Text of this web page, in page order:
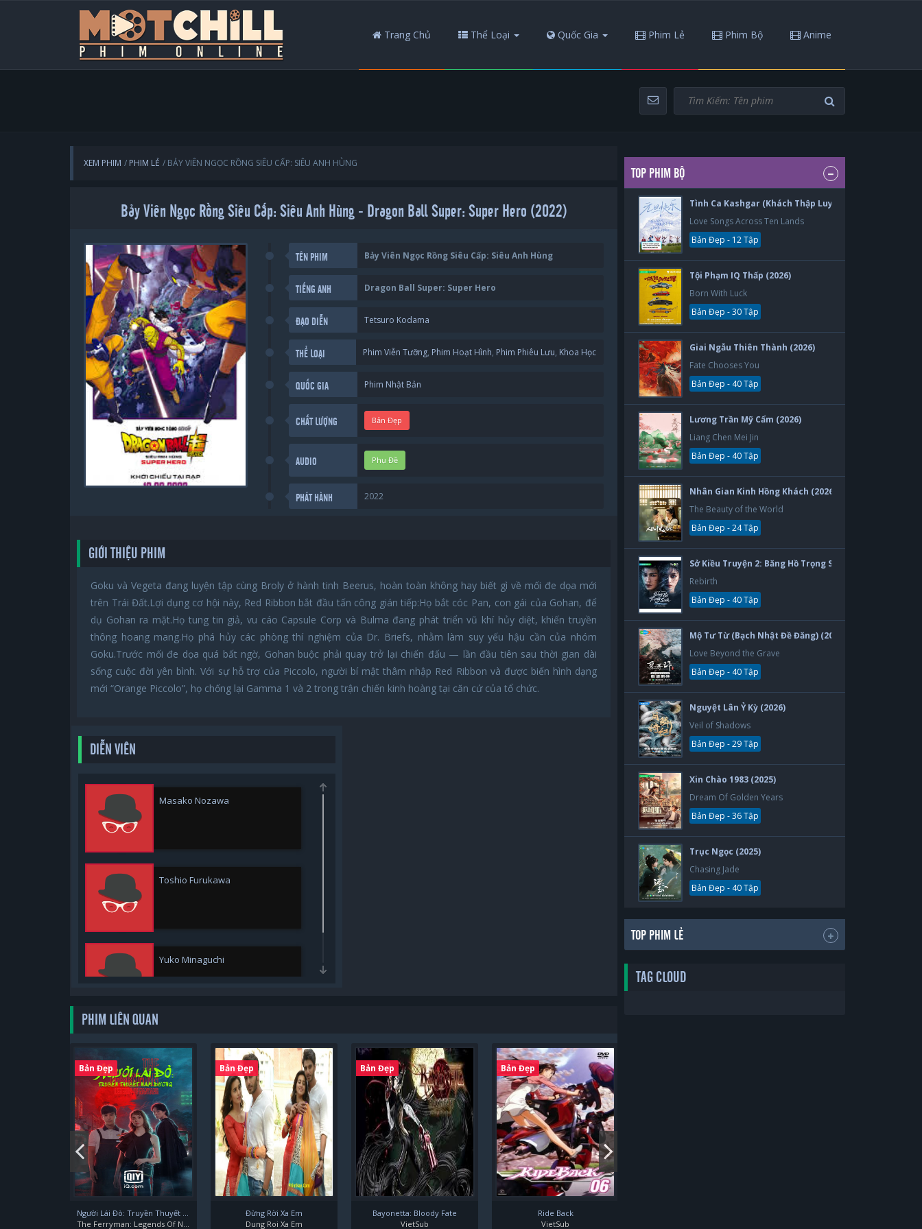
Trang Chủ Thể Loại Quốc Gia Phim Lẻ Phim Bộ Anime
XEM PHIM PHIM LẺ BẢY VIÊN NGỌC RỒNG SIÊU CẤP: SIÊU ANH HÙNG
Bảy Viên Ngọc Rồng Siêu Cấp: Siêu Anh Hùng - Dragon Ball Super: Super Hero (2022)
TÊN PHIM Bảy Viên Ngọc Rồng Siêu Cấp: Siêu Anh Hùng
TIẾNG ANH Dragon Ball Super: Super Hero
ĐẠO DIỄN Tetsuro Kodama
THỂ LOẠI Phim Viễn Tưỡng, Phim Hoạt Hình, Phim Phiêu Lưu, Khoa Học
QUỐC GIA Phim Nhật Bản
CHẤT LƯỢNG Bản Đẹp
AUDIO Phụ Đề
PHÁT HÀNH 2022
GIỚI THIỆU PHIM
Goku và Vegeta đang luyện tập cùng Broly ở hành tinh Beerus, hoàn toàn không hay biết gì về mối đe dọa mới
trên Trái Đất.Lợi dụng cơ hội này, Red Ribbon bắt đầu tấn công gián tiếp:Họ bắt cóc Pan, con gái của Gohan, để
dụ Gohan ra mặt.Họ tung tin giả, vu cáo Capsule Corp và Bulma đang phát triển vũ khí hủy diệt, khiến truyền
thông hoang mang.Họ phá hủy các phòng thí nghiệm của Dr. Briefs, nhằm làm suy yếu hậu cần của nhóm
Goku.Trước mối đe dọa quá bất ngờ, Gohan buộc phải quay trở lại chiến đấu — lần đầu tiên sau thời gian dài
sống cuộc đời yên bình. Với sự hỗ trợ của Piccolo, người bí mật thâm nhập Red Ribbon và được biến hình dạng
mới “Orange Piccolo”, họ chống lại Gamma 1 và 2 trong trận chiến kinh hoàng tại căn cứ của tổ chức.
DIỄN VIÊN
Masako Nozawa
Toshio Furukawa
Yuko Minaguchi
PHIM LIÊN QUAN
Bản Đẹp
Người Lái Đò: Truyền Thuyết Nam Dương
The Ferryman: Legends Of Nanyang
Bản Đẹp
Đừng Rời Xa Em
Dung Roi Xa Em
Bản Đẹp
Bayonetta: Bloody Fate
VietSub
Bản Đẹp
Ride Back
VietSub
TOP PHIM BỘ
Tình Ca Kashgar (Khách Thập Luyến Ca) (2026)
Love Songs Across Ten Lands
Bản Đẹp - 12 Tập
Tội Phạm IQ Thấp (2026)
Born With Luck
Bản Đẹp - 30 Tập
Giai Ngẫu Thiên Thành (2026)
Fate Chooses You
Bản Đẹp - 40 Tập
Lương Trần Mỹ Cẩm (2026)
Liang Chen Mei Jin
Bản Đẹp - 40 Tập
Nhân Gian Kinh Hồng Khách (2026)
The Beauty of the World
Bản Đẹp - 24 Tập
Sở Kiều Truyện 2: Băng Hồ Trọng Sinh (2026)
Rebirth
Bản Đẹp - 40 Tập
Mộ Tư Từ (Bạch Nhật Đề Đăng) (2026)
Love Beyond the Grave
Bản Đẹp - 40 Tập
Nguyệt Lân Ỷ Kỳ (2026)
Veil of Shadows
Bản Đẹp - 29 Tập
Xin Chào 1983 (2025)
Dream Of Golden Years
Bản Đẹp - 36 Tập
Trục Ngọc (2025)
Chasing Jade
Bản Đẹp - 40 Tập
TOP PHIM LẺ
TAG CLOUD